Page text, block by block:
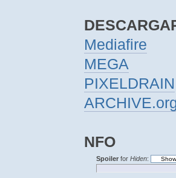
Mediafire
MEGA
PIXELDRAIN
NFO
Spoilerfor Hiden: